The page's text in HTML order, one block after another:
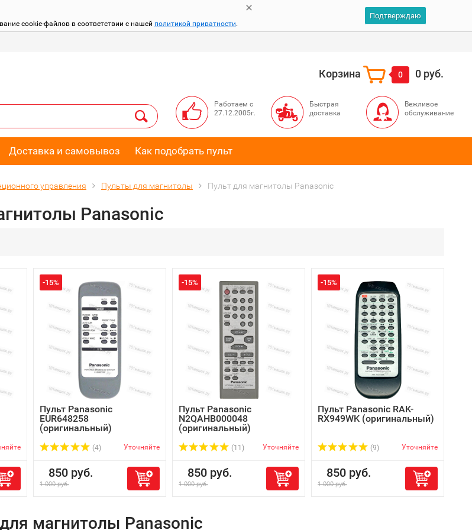
cookie-файлов в соответствии с нашей политикой приватности.
Подтверждаю
Корзина 0 0 руб.
Работаем с
27.12.2005г.
Быстрая
доставка
Вежливое
обслуживание
Доставка и самовывоз Как подобрать пульт
управления Пульты для магнитолы Пульт для магнитолы Panasonic
Panasonic
-15%
Пульт Panasonic
EUR648258
(оригинальный)
(4) Уточняйте
850 руб.
1 000 руб.
-15%
Пульт Panasonic
N2QAHB000048
(оригинальный)
(11) Уточняйте
850 руб.
1 000 руб.
-15%
Пульт Panasonic RAK-
RX949WK (оригинальный)
(9) Уточняйте
850 руб.
1 000 руб.
магнитолы Panasonic